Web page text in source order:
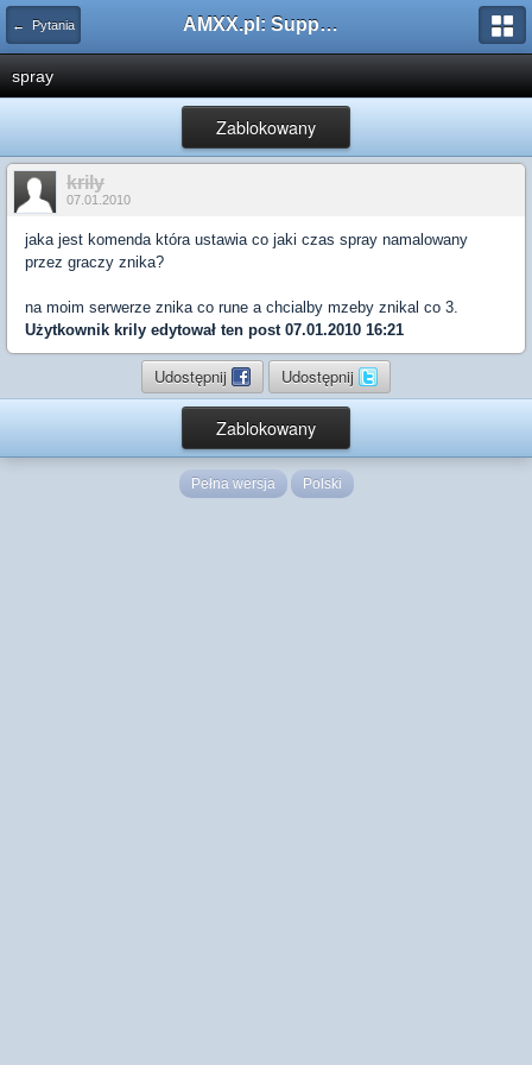
← Pytania AMXX.pl: Support AMX Mod X i SourceMod
spray
Zablokowany
krily
07.01.2010
jaka jest komenda która ustawia co jaki czas spray namalowany
przez graczy znika?
na moim serwerze znika co rune a chcialby mzeby znikal co 3.
Użytkownik krily edytował ten post 07.01.2010 16:21
Udostępnij Udostępnij
Zablokowany
Pełna wersja Polski